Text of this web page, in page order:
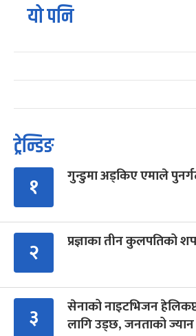
यो पनि
ट्रेन्डिङ
१ गुन्डुमा अड्किए एमाले
२ प्रज्ञाका तीन कुलपतिको
३
सेनाको नाइटभिजन
लागि उड्छ, जनताको